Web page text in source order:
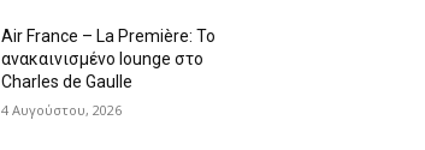
Air France – La Première: Το
ανακαινισμένο lounge στο
Charles de Gaulle
4 Αυγούστου, 2026